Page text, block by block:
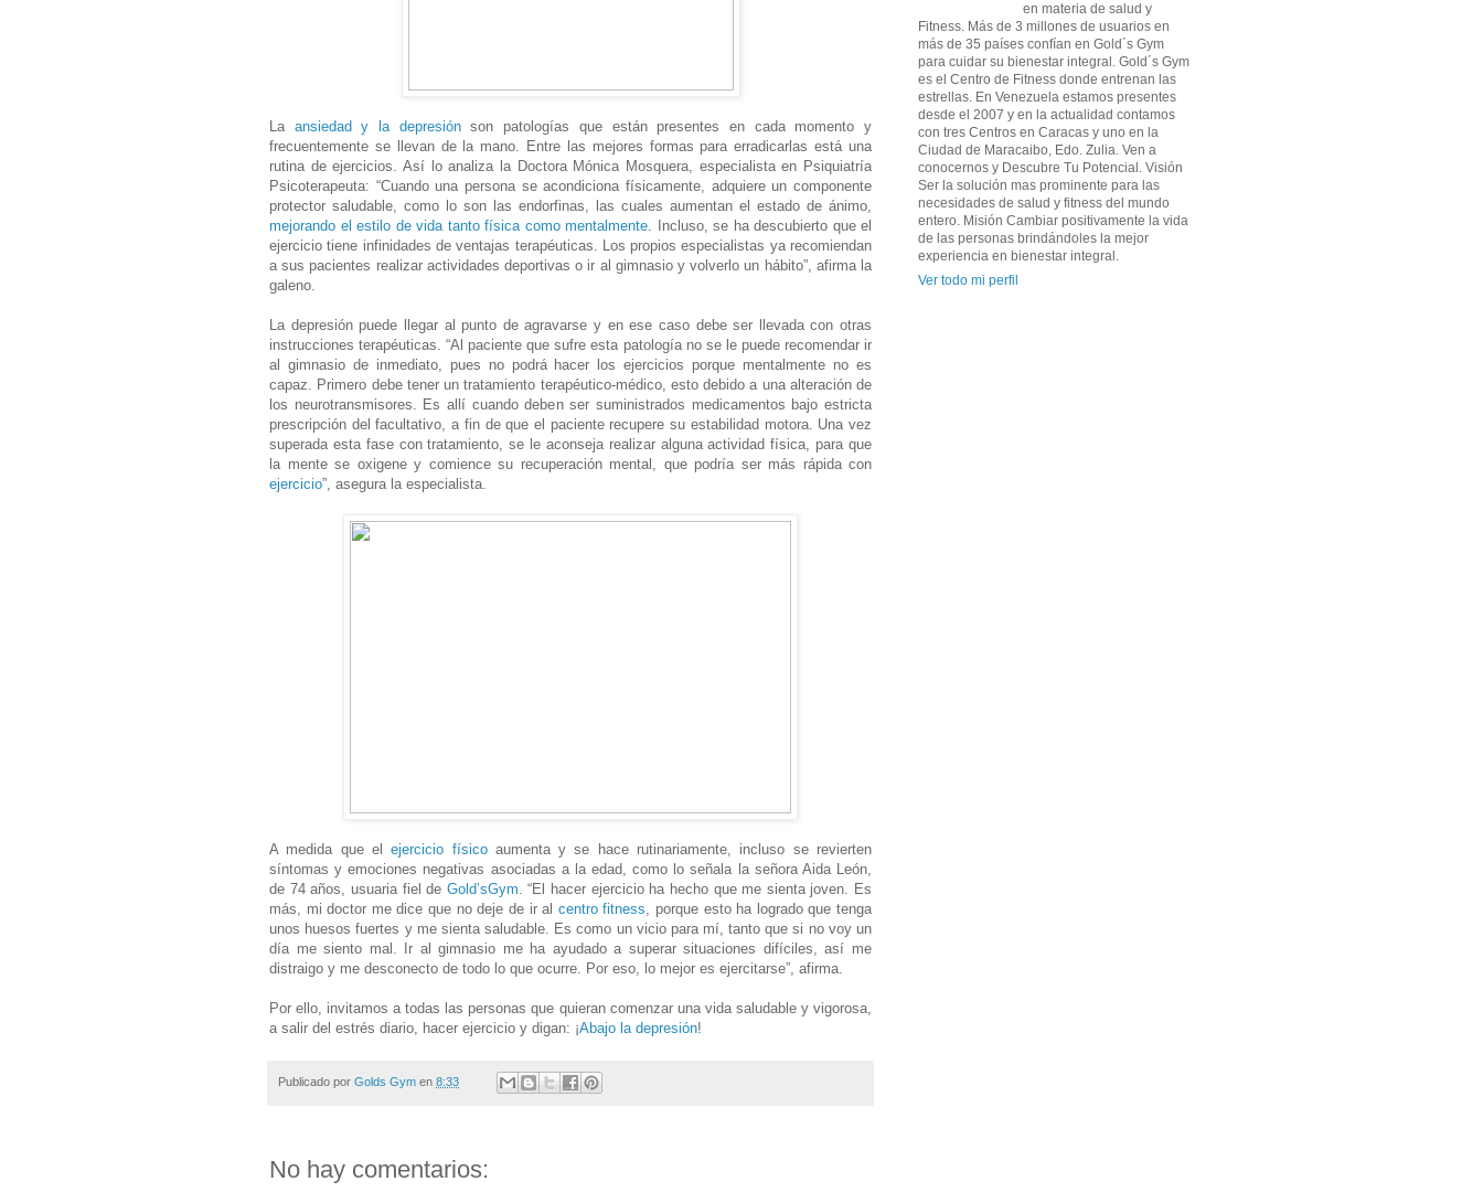
La ansiedad y la depresiónson patologías que están presentes en cada momento y
frecuentemente se llevan de la mano. Entre las mejores formas para erradicarlas está una
rutina de ejercicios. Así lo analiza la Doctora Mónica Mosquera, especialista en Psiquiatría
Psicoterapeuta: “Cuando una persona se acondiciona físicamente, adquiere un componente
protector saludable, como lo son las endorfinas, las cuales aumentan el estado de ánimo,
mejorando el estilo de vida tanto física como mentalmente . Incluso, se ha descubierto que el
ejercicio tiene infinidades de ventajas terapéuticas. Los propios especialistas ya recomiendan
a sus pacientes realizar actividades deportivas o ir al gimnasio y volverlo un hábito”, afirma la
galeno.
La depresión puede llegar al punto de agravarse y en ese caso debe ser llevada con otras
instrucciones terapéuticas. “Al paciente que sufre esta patología no se le puede recomendar ir
al gimnasio de inmediato, pues no podrá hacer los ejercicios porque mentalmente no es
capaz. Primero debe tener un tratamiento terapéutico-médico, esto debido a una alteración de
los neurotransmisores. Es allí cuando deben ser suministrados medicamentos bajo estricta
prescripción del facultativo, a fin de que el paciente recupere su estabilidad motora. Una vez
superada esta fase con tratamiento, se le aconseja realizar alguna actividad física, para que
la mente se oxigene y comience su recuperación mental, que podría ser más rápida con
ejercicio”, asegura la especialista.
A medida que elejercicio físicoaumenta y se hace rutinariamente, incluso se revierten
síntomas y emociones negativas asociadas a la edad, como lo señala la señora Aida León,
de 74 años, usuaria fiel de Gold’sGym . “El hacer ejercicio ha hecho que me sienta joven. Es
más, mi doctor me dice que no deje de ir al centro fitness , porque esto ha logrado que tenga
unos huesos fuertes y me sienta saludable. Es como un vicio para mí, tanto que si no voy un
día me siento mal. Ir al gimnasio me ha ayudado a superar situaciones difíciles, así me
distraigo y me desconecto de todo lo que ocurre. Por eso, lo mejor es ejercitarse”, afirma.
Por ello, invitamos a todas las personas que quieran comenzar una vida saludable y vigorosa,
a salir del estrés diario, hacer ejercicio y digan: ¡Abajo la depresión!
Publicado por Golds Gym en 8:33
No hay comentarios:
en materia de salud y
Fitness. Más de 3 millones de usuarios en
más de 35 países confían en Gold´s Gym
para cuidar su bienestar integral. Gold´s Gym
es el Centro de Fitness donde entrenan las
estrellas. En Venezuela estamos presentes
desde el 2007 y en la actualidad contamos
con tres Centros en Caracas y uno en la
Ciudad de Maracaibo, Edo. Zulia. Ven a
conocernos y Descubre Tu Potencial. Visión
Ser la solución mas prominente para las
necesidades de salud y fitness del mundo
entero. Misión Cambiar positivamente la vida
de las personas brindándoles la mejor
experiencia en bienestar integral.
Ver todo mi perfil